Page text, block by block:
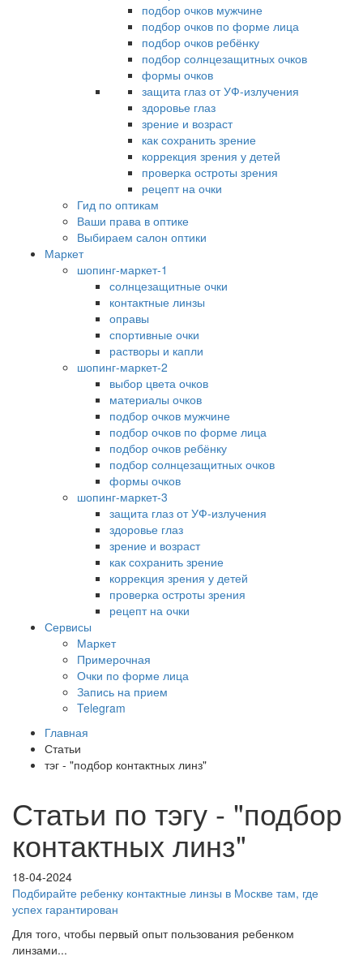
подбор очков мужчине
подбор очков по форме лица
подбор очков ребёнку
подбор солнцезащитных очков
формы очков
защита глаз от УФ-излучения
здоровье глаз
зрение и возраст
как сохранить зрение
коррекция зрения у детей
проверка остроты зрения
рецепт на очки
Гид по оптикам
Ваши права в оптике
Выбираем салон оптики
Маркет
шопинг-маркет-1
солнцезащитные очки
контактные линзы
оправы
спортивные очки
растворы и капли
шопинг-маркет-2
выбор цвета очков
материалы очков
подбор очков мужчине
подбор очков по форме лица
подбор очков ребёнку
подбор солнцезащитных очков
формы очков
шопинг-маркет-3
защита глаз от УФ-излучения
здоровье глаз
зрение и возраст
как сохранить зрение
коррекция зрения у детей
проверка остроты зрения
рецепт на очки
Сервисы
Маркет
Примерочная
Очки по форме лица
Запись на прием
Telegram
Главная
Статьи
тэг - "подбор контактных линз"
Статьи по тэгу - "подбор
контактных линз"
18-04-2024
Подбирайте ребенку контактные линзы в Москве там, где
успех гарантирован
Для того, чтобы первый опыт пользования ребенком
линзами...